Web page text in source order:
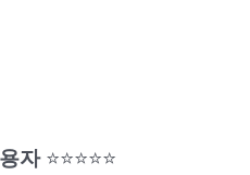
자 ⭐⭐⭐⭐⭐